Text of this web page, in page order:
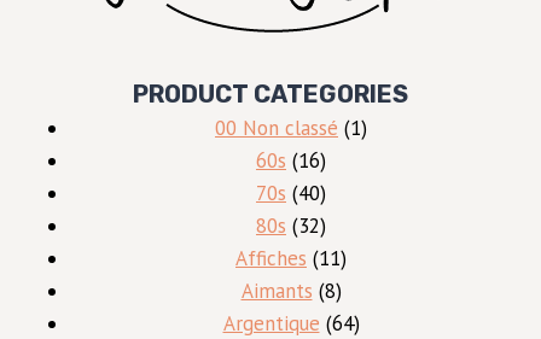
PRODUCT CATEGORIES
00 Non classé 11
60s 1616
produits
70s 4040
produits
80s 3232
produits
Affiches 1111
produits
Aimants 88
produits
Argentique 6464